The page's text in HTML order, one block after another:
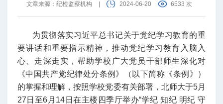
文章来源：纪检监察机构 2024-06-20 6533 次
为贯彻落实习近平总书记关于党纪学习教育的重
要讲话和重要指示精神，推动党纪学习教育入脑入
心、走深走实，帮助学校广大党员干部师生深化对
《中国共产党纪律处分条例》（以下简称《条例》）
的掌握和理解，按照学校党委有关部署，北师大于5月
27日至6月14日在主楼四季厅举办“学纪 知纪 明纪 守